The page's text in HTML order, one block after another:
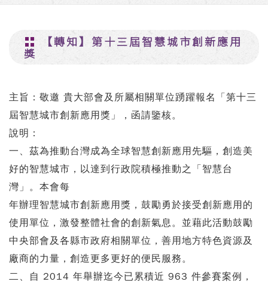
【轉知】第十三屆智慧城市創新應用
獎
主旨：敬邀 貴大部會及所屬相關單位踴躍報名「第十三
屆智慧城市創新應用獎」，函請鑒核。
說明：
一、茲為推動台灣成為全球智慧創新應用先驅，創造美
好的智慧城市，以達到行政院積極推動之「智慧台
灣」。本會每
年辦理智慧城市創新應用獎，鼓勵勇於接受創新應用的
使用單位，激發整體社會的創新氣息。並藉此活動鼓勵
中央部會及各縣市政府相關單位，善用地方特色資源及
廠商的力量，創造更多更好的便民服務。
二、自 2014 年舉辦迄今已累積近 963 件參賽案例，